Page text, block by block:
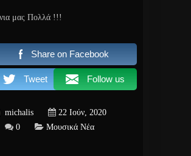
μας Πολλά !!!
Share on Facebook
Tweet Follow us
michalis
22 Ιούν, 2020
0
Μουσικά Νέα